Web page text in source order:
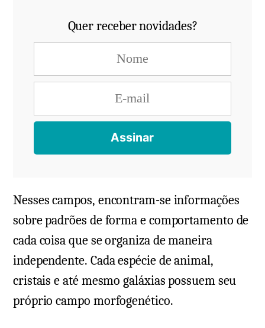
Quer receber novidades?
Nesses campos, encontram-se informações
sobre padrões de forma e comportamento de
cada coisa que se organiza de maneira
independente. Cada espécie de animal,
cristais e até mesmo galáxias possuem seu
próprio campo morfogenético.